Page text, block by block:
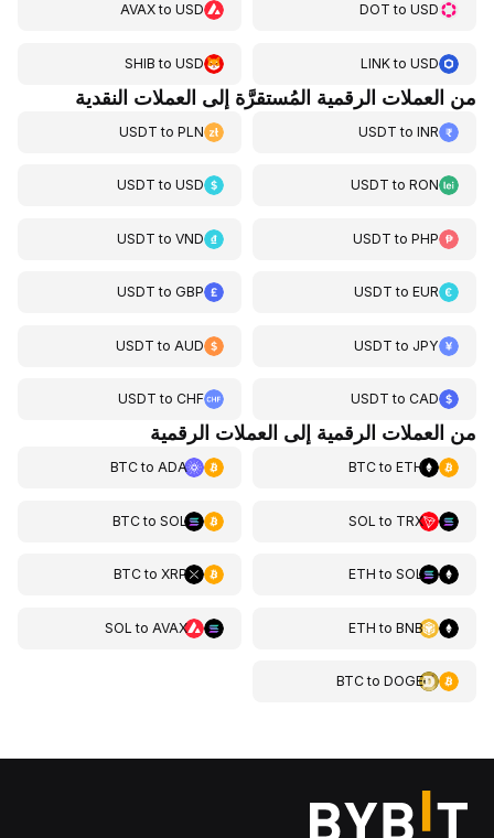
DOT toUSD
AVAXtoUSD
LINKtoUSD
SHIB toUSD
من العملات الرقمية المُستقرَّة إلى العملات النقدية
USDT toINR
USDT toPLN
USDT toRON
USDT toUSD
USDT toPHP
USDT toVND
USDT toEUR
USDT toGBP
USDT toJPY
USDT to AUD
USDT toCAD
USDT toCHF
من العملات الرقمية إلى العملات الرقمية
BTCtoETH
BTCtoADA
SOL to TRX
BTCtoSOL
ETH toSOL
BTCtoXRP
ETH toBNB
SOL toAVAX
BTCtoDOGE